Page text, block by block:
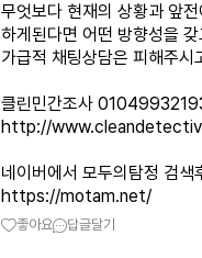
무엇보다 현재의 상황과 앞
하게된다면 어떤 방향성을
가급적 채팅상담은 피해주시
http://
https://motam.net/
좋아요 답글달기